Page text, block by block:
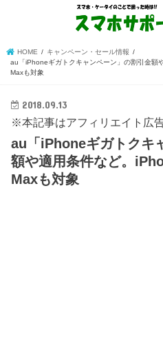
HOME
キャンペーン・セール情報
au「iPhoneギガトクキャンペーン」の割引金額
Maxも対象
2018.09.13
※本記事はアフィリエイト広
au「iPhoneギガトクキ
額や適用条件など。
Maxも対象